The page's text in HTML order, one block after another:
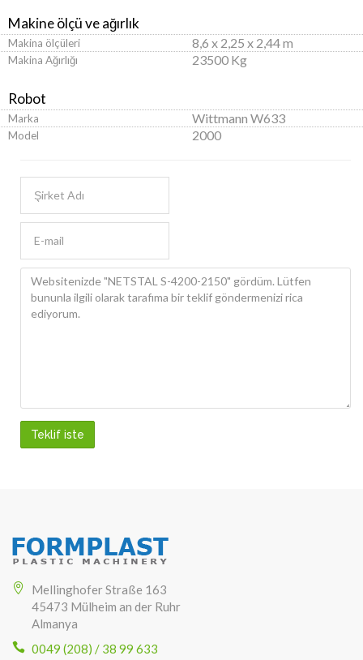
Makine ölçü ve ağırlık
Makina ölçüleri 8,6 x 2,25 x 2,44 m
Makina Ağırlığı 23500 Kg
Robot
Marka Wittmann W633
Model 2000
Teklif iste
Mellinghofer Straße 163
45473 Mülheim an der Ruhr
Almanya
0049 (208) / 38 99 633